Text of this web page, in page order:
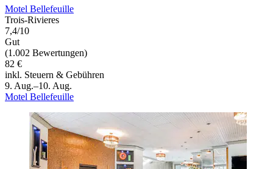
Motel Bellefeuille
Trois-Rivieres
7,4/10
Gut
(1.002 Bewertungen)
82 €
inkl. Steuern & Gebühren
9. Aug.–10. Aug.
Motel Bellefeuille